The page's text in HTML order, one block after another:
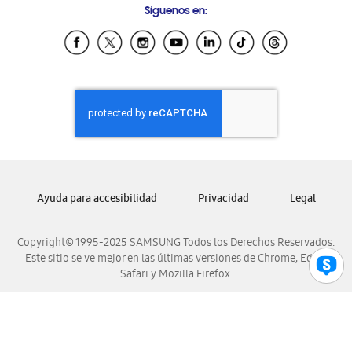
Samsung Ecuador
Samsung El Salvador
Samsung Honduras
Samsung Nicaragua
Samsung Panamá
Samsung Venezuela
Síguenos en:
Copyright© 1995-2025 SAMSUNG Todos los Derechos Reservados.
Este sitio se ve mejor en las últimas versiones de Chrome, Edge,
Safari y Mozilla Firefox.
Ayuda para accesibilidad Privacidad Legal